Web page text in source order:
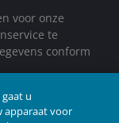
voor onze
te
conform
u
apparaat voor